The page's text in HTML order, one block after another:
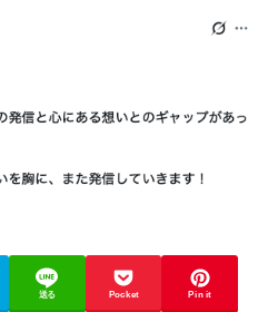
送る Pocket Pin it